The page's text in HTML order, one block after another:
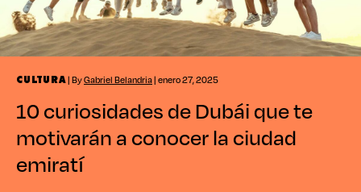
CULTURA| ByGabriel Belandria| enero 27, 2025
10 curiosidades de Dubái que te
motivarán a conocer la ciudad
emiratí